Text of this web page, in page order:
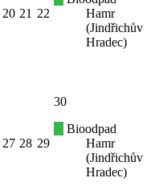
20 21 22
Hamr
(Jindřichův
Hradec)
27 28 29
30
Bioodpad
Hamr
(Jindřichův
Hradec)